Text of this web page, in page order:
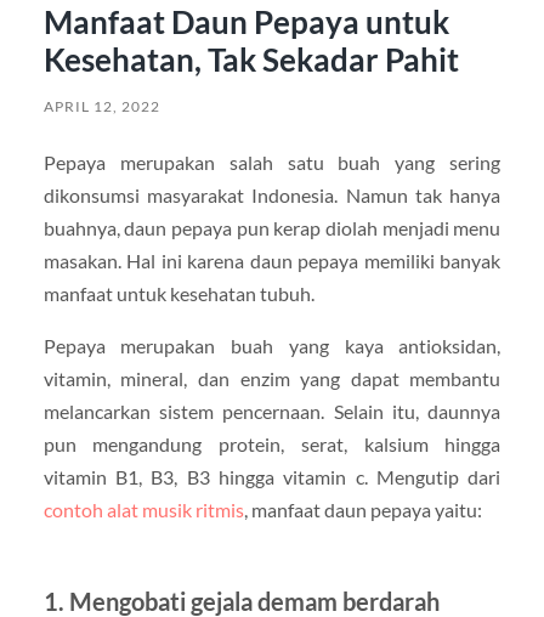
Manfaat Daun Pepaya untuk
Kesehatan, Tak Sekadar Pahit
APRIL 12, 2022
Pepaya merupakan salah satu buah yang sering
dikonsumsi masyarakat Indonesia. Namun tak hanya
buahnya, daun pepaya pun kerap diolah menjadi menu
masakan. Hal ini karena daun pepaya memiliki banyak
manfaat untuk kesehatan tubuh.
Pepaya merupakan buah yang kaya antioksidan,
vitamin, mineral, dan enzim yang dapat membantu
melancarkan sistem pencernaan. Selain itu, daunnya
pun mengandung protein, serat, kalsium hingga
vitamin B1, B3, B3 hingga vitamin c. Mengutip dari
contoh alat musik ritmis, manfaat daun pepaya yaitu:
1. Mengobati gejala demam berdarah